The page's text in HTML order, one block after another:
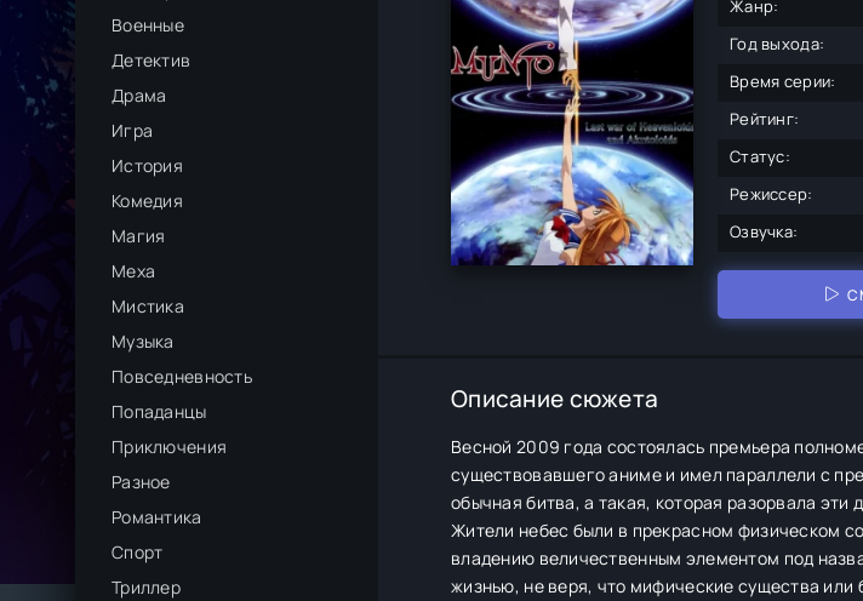
Военные
Детектив
Драма
Игра
История
Комедия
Магия
Меха
Мистика
Музыка
Повседневность
Попаданцы
Приключения
Разное
Романтика
Спорт
Триллер
Жанр:
Год выхода:
Время серии:
Рейтинг:
Статус:
Режиссер:
Озвучка:
Описание сюжета
Весной 2009 года состоялась премьера
существовавшего аниме и имел параллели с
обычная битва, а такая, которая разорвала эти
Жители небес были в прекрасном физическом
владению величественным элементом под
жизнью, не веря, что мифические существа